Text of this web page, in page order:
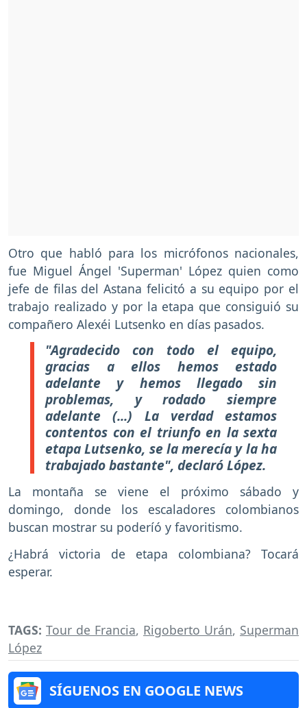
Otro que habló para los micrófonos nacionales,
fue Miguel Ángel 'Superman' López quien como
jefe de filas del Astana felicitó a su equipo por el
trabajo realizado y por la etapa que consiguió su
compañero Alexéi Lutsenko en días pasados.
"Agradecido con todo el equipo,
gracias a ellos hemos estado
adelante y hemos llegado sin
problemas, y rodado siempre
adelante (...) La verdad estamos
contentos con el triunfo en la sexta
etapa Lutsenko, se la merecía y la ha
trabajado bastante", declaró López.
La montaña se viene el próximo sábado y
domingo, donde los escaladores colombianos
buscan mostrar su poderíó y favoritismo.
¿Habrá victoria de etapa colombiana? Tocará
esperar.
TAGS: Tour de Francia, Rigoberto Urán, Superman
López
SÍGUENOS EN GOOGLE NEWS